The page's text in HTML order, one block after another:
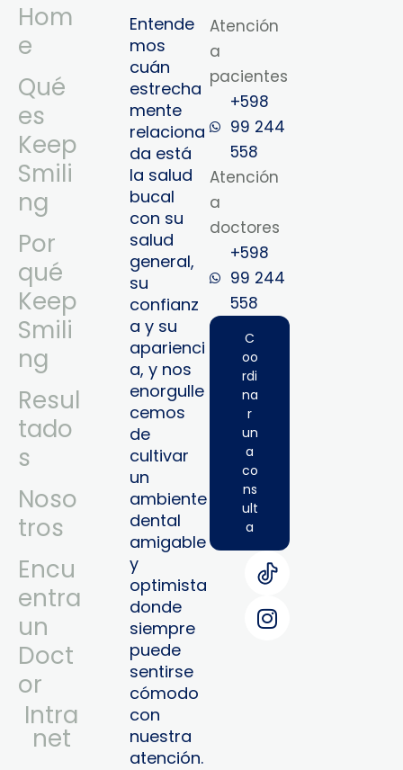
Hom
e
Qué
es
Keep
Smili
ng
Por
qué
Keep
Smili
ng
Resul
tado
s
Noso
tros
Encu
entra
un
Doct
or
Intra
Net
Entende
mos
cuán
estrecha
mente
relaciona
da está
la salud
bucal
con su
salud
general,
su
confianz
a y su
aparienci
a, y nos
enorgulle
cemos
de
cultivar
un
ambiente
dental
amigable
y
optimista
donde
siempre
puede
sentirse
cómodo
con
nuestra
atención.
Atención
a
pacientes
+598
99 244
558
Atención
a
doctores
+598
99 244
558‬‬
C
oo
rdi
na
r
un
a
co
ns
ult
a